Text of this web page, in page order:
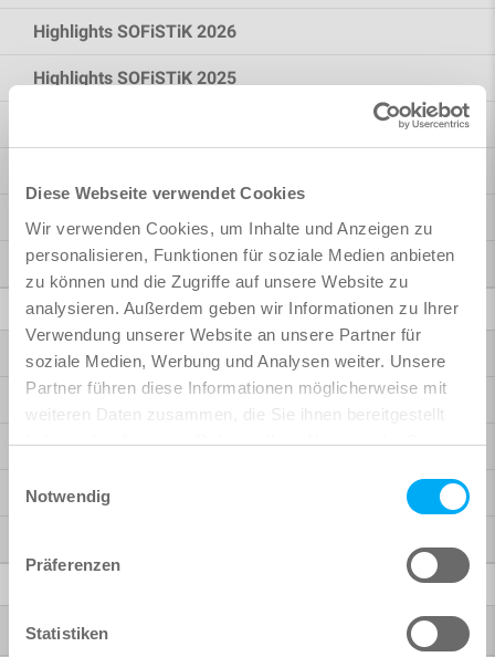
Diese Webseite verwendet Cookies
Wir verwenden Cookies, um Inhalte und Anzeigen zu
personalisieren, Funktionen für soziale Medien anbieten
zu können und die Zugriffe auf unsere Website zu
analysieren. Außerdem geben wir Informationen zu Ihrer
Verwendung unserer Website an unsere Partner für
soziale Medien, Werbung und Analysen weiter. Unsere
Partner führen diese Informationen möglicherweise mit
weiteren Daten zusammen, die Sie ihnen bereitgestellt
haben oder die sie im Rahmen Ihrer Nutzung der Dienste
Notwendig
Präferenzen
Statistiken
Highlights SOFiSTiK 2026
Highlights SOFiSTiK 2025
Mehr Möglichkeiten
BIM / CAD
Bridge + Infrastructure Modeler
Reinforcement
Analysis + Design für Revit
BiMTOOLS
Autodesk